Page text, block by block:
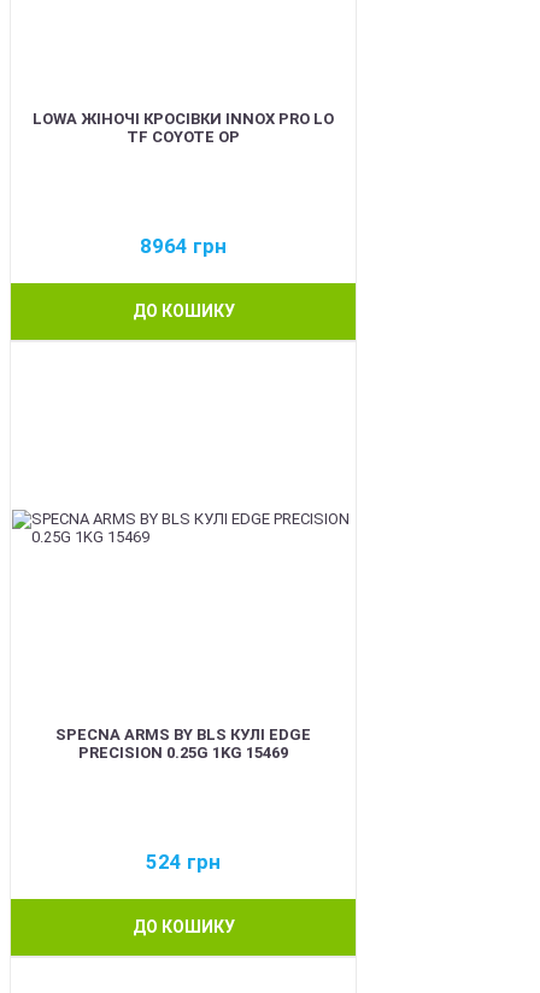
LOWA ЖІНОЧІ КРОСІВКИ INNOX PRO LO
TF COYOTE OP
8964 грн
ДО КОШИКУ
SPECNA ARMS BY BLS КУЛІ EDGE
PRECISION 0.25G 1KG 15469
524 грн
ДО КОШИКУ